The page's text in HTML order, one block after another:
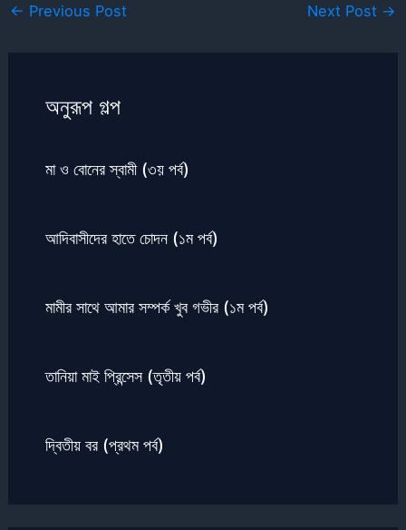
← Previous Post Next Post →
অনুরূপ গল্প
মা ও বোনের স্বামী (৩য় পর্ব)
আদিবাসীদের হাতে চোদন (১ম পর্ব)
মামীর সাথে আমার সম্পর্ক খুব গভীর (১ম পর্ব)
তানিয়া মাই প্রিন্সেস (তৃতীয় পর্ব)
দ্বিতীয় বর (প্রথম পর্ব)